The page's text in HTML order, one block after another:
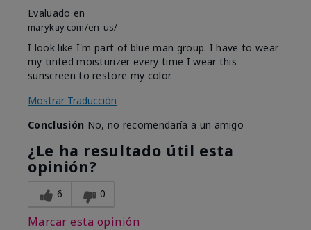
Evaluado en
marykay.com/en-us/
I look like I'm part of blue man group. I have to wear
my tinted moisturizer every time I wear this
sunscreen to restore my color.
Mostrar Traducción
Conclusión No, no recomendaría a un amigo
¿Le ha resultado útil esta
opinión?
6 0
Marcar esta opinión